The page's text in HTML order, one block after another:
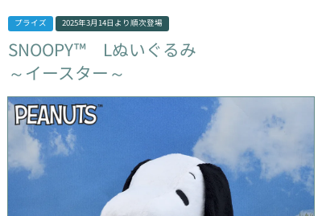
プライズ 2025年3月14日 より順次登場
SNOOPY™
Lぬいぐるみ
～イースター～